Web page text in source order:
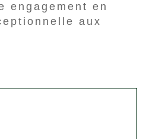
engagement en
aux